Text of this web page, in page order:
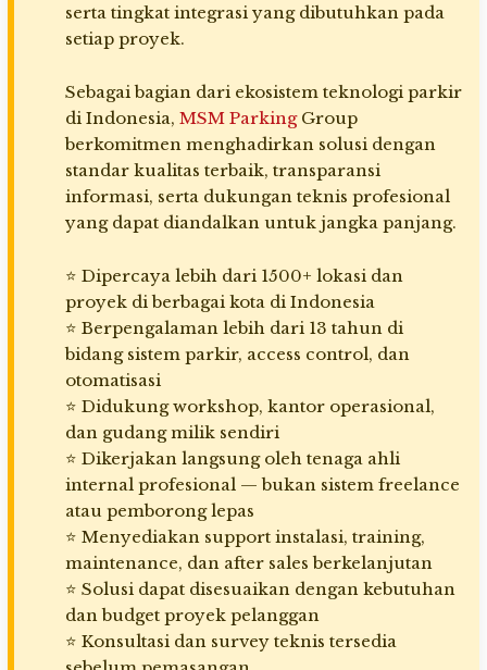
serta tingkat integrasi yang dibutuhkan pada
setiap proyek.
Sebagai bagian dari ekosistem teknologi parkir
di Indonesia, MSM ParkingGroup
berkomitmen menghadirkan solusi dengan
standar kualitas terbaik, transparansi
informasi, serta dukungan teknis profesional
yang dapat diandalkan untuk jangka panjang.
⭐ Dipercaya lebih dari 1500+ lokasi dan
proyek di berbagai kota di Indonesia
⭐ Berpengalaman lebih dari 13 tahun di
bidang sistem parkir, access control, dan
otomatisasi
⭐ Didukung workshop, kantor operasional,
dan gudang milik sendiri
⭐ Dikerjakan langsung oleh tenaga ahli
internal profesional — bukan sistem freelance
atau pemborong lepas
⭐ Menyediakan support instalasi, training,
maintenance, dan after sales berkelanjutan
⭐ Solusi dapat disesuaikan dengan kebutuhan
dan budget proyek pelanggan
⭐ Konsultasi dan survey teknis tersedia